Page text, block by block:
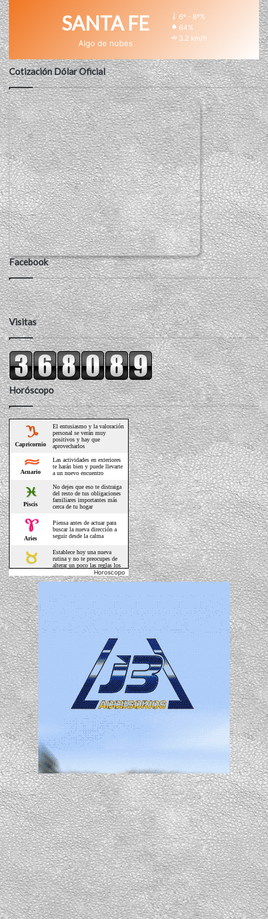
SANTA FE
Algo de nubes
6º - 8º%
64%
3.2 km/h
Cotización Dólar Oficial
Facebook
Visitas
Horóscopo
Horoscopo